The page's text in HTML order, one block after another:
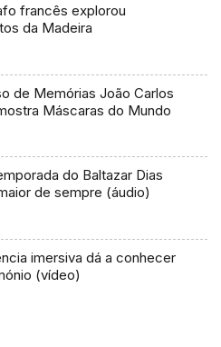
francês explorou
da Madeira
de Memórias João Carlos
Máscaras do Mundo
do Baltazar Dias
de sempre (áudio)
imersiva dá a conhecer
(vídeo)